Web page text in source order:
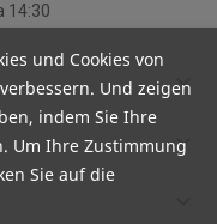
14:30
keyboard_arrow_down
keyboard_arrow_down
und Cookies von
Und zeigen
indem Sie Ihre
Um Ihre Zustimmung
Sie auf die